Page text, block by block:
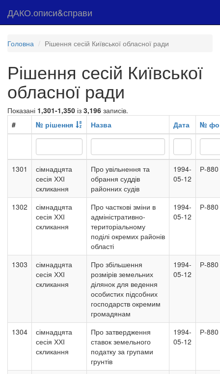
ДАКО.описи&справи
Головна Рішення сесій Київської обласної ради
Рішення сесій Київської
обласної ради
Показані 1,301-1,350 із 3,196 записів.
#
№ рішення Назва Дата №
1301
сімнадцята
сесія ХХІ
скликання
Про увільнення та
обрання суддів
районних судів
1994-
05-12
Р-880
1302
сімнадцята
сесія ХХІ
скликання
Про часткові зміни в
адміністративно-
територіальному
поділі окремих районів
області
1994-
05-12
Р-880
1303
сімнадцята
сесія ХХІ
скликання
Про збільшення
розмірів земельних
ділянок для ведення
особистих підсобних
господарств окремим
громадянам
1994-
05-12
Р-880
1304
сімнадцята
сесія ХХІ
скликання
Про затвердження
ставок земельного
податку за групами
грунтів
1994-
05-12
Р-880